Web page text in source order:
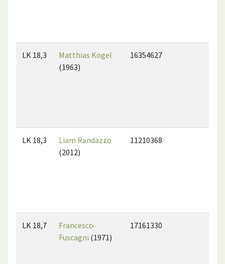
LK 18,3
Matthias Kögel
(1963)
16354627
LK 18,3
Liam Randazzo
(2012)
11210368
LK 18,7
Francesco
Fuscagni (1971)
17161330